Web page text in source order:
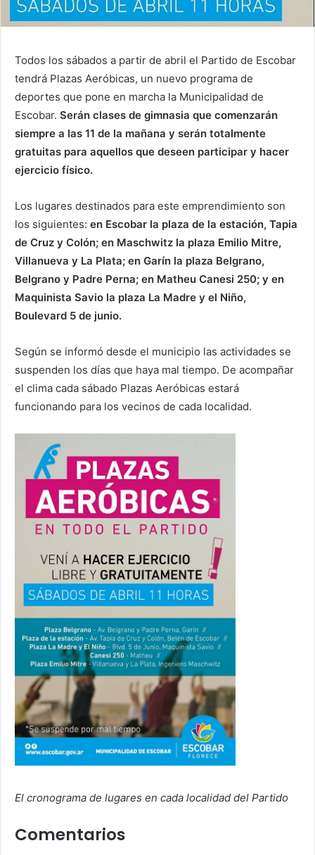
Todos los sábados a partir de abril el Partido de Escobar
tendrá Plazas Aeróbicas, un nuevo programa de
deportes que pone en marcha la Municipalidad de
Escobar. Serán clases de gimnasia que comenzarán
siempre a las 11 de la mañana y serán totalmente
gratuitas para aquellos que deseen participar y hacer
ejercicio físico.
Los lugares destinados para este emprendimiento son
los siguientes: en Escobar la plaza de la estación, Tapia
de Cruz y Colón; en Maschwitz la plaza Emilio Mitre,
Villanueva y La Plata; en Garín la plaza Belgrano,
Belgrano y Padre Perna; en Matheu Canesi 250; y en
Maquinista Savio la plaza La Madre y el Niño,
Boulevard 5 de junio.
Según se informó desde el municipio las actividades se
suspenden los días que haya mal tiempo. De acompañar
el clima cada sábado Plazas Aeróbicas estará
funcionando para los vecinos de cada localidad.
El cronograma de lugares en cada localidad del Partido
Comentarios